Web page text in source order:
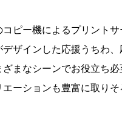
コピー機によるプリント
デザインした応援うちわ
まなシーンでお役立ち必
エーションも豊富に取り